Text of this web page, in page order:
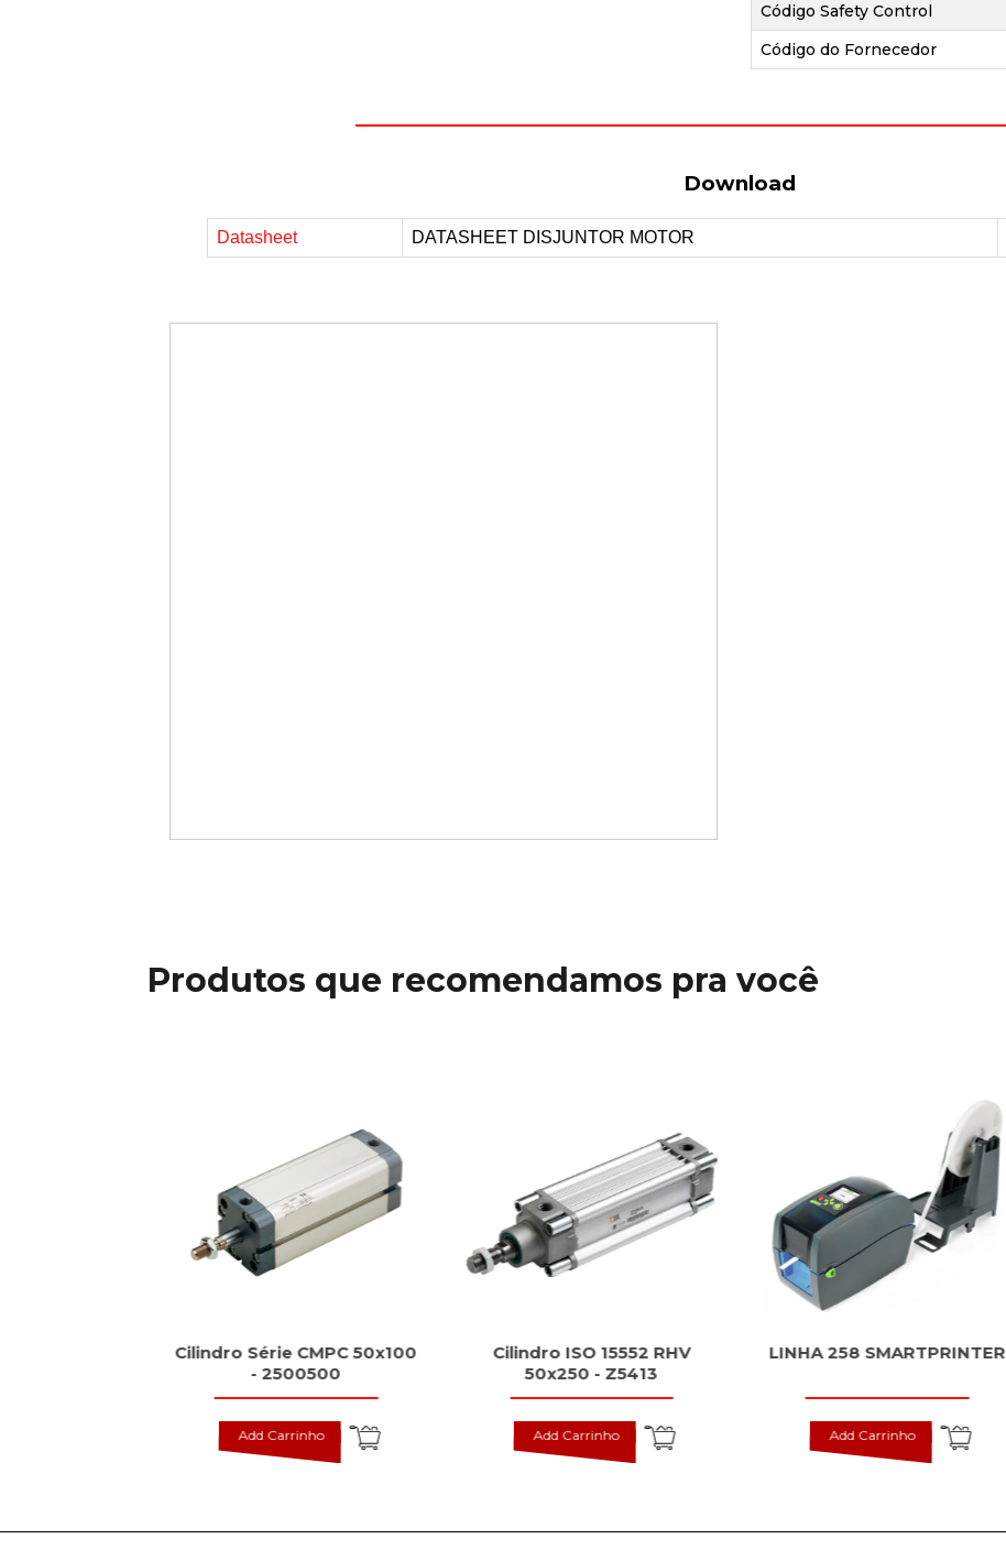
Código Safety Control
Código do Fornecedor
Download
Datasheet DATASHEET DISJUNTOR MOTOR
Produtos que recomendamos pra você
Cilindro Série CMPC 50x100
- 2500500
Add Carrinho
Cilindro ISO 15552 RHV
50x250 - Z5413
Add Carrinho
LINHA 258 SMARTPRINTER
Add Carrinho